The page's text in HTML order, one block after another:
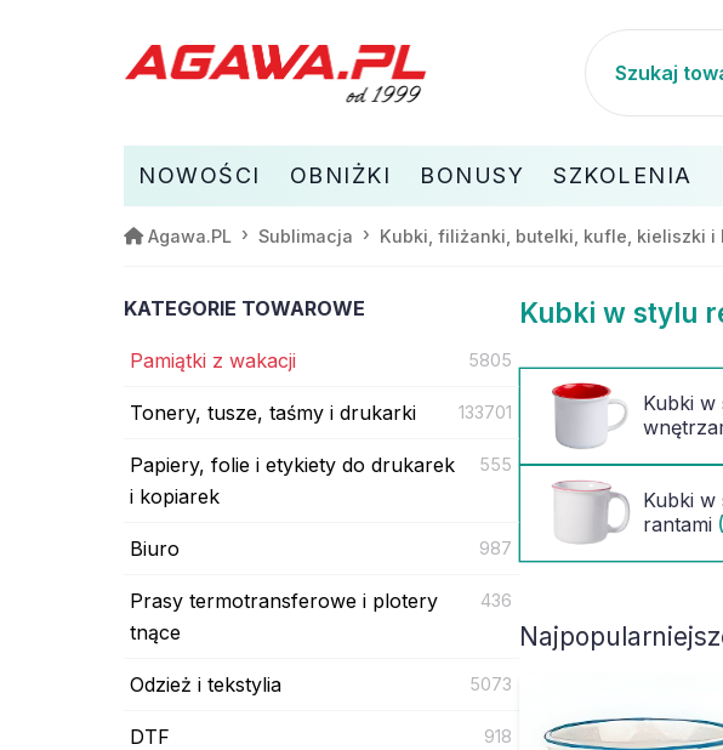
NOWOŚCI OBNIŻKI BONUSY SZKOLENIA
Agawa.PL Sublimacja Kubki, filiżanki, butelki, kufle, kieliszki
KATEGORIE TOWAROWE
Pamiątki z wakacji 5805
Tonery, tusze, taśmy i drukarki 133701
Papiery, folie i etykiety do drukarek
i kopiarek
555
Biuro 987
Prasy termotransferowe i plotery
tnące
436
Odzież i tekstylia 5073
DTF 918
Kubki w stylu
Kubki
Kubki
rantami